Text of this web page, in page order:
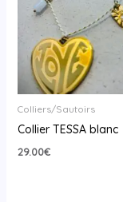
Colliers/Sautoirs
Collier TESSA blanc
29.00€